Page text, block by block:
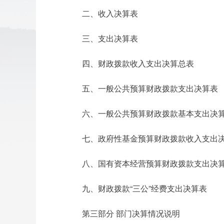
二、收入决算表
三、支出决算表
四、财政拨款收入支出决算总表
五、一般公共预算财政拨款支出决算表
六、一般公共预算财政拨款基本支出决
七、政府性基金预算财政拨款收入支出
八、国有资本经营预算财政拨款支出决
九、财政拨款“三公”经费支出决算表
第三部分 部门决算情况说明